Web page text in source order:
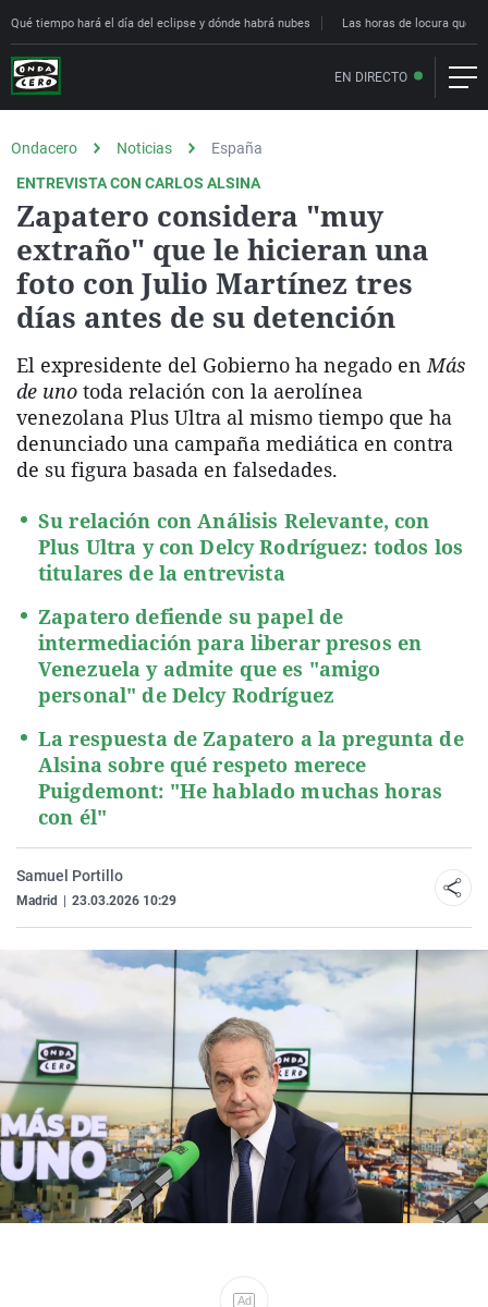
Qué tiempo hará el día del eclipse y dónde habrá nubes Las horas de locura que
EN DIRECTO
Ondacero Noticias
España
ENTREVISTA CON CARLOS ALSINA
Zapatero considera "muy
extraño" que le hicieran una
foto con Julio Martínez tres
días antes de su detención
El expresidente del Gobierno ha negado en Más
de uno toda relación con la aerolínea
venezolana Plus Ultra al mismo tiempo que ha
denunciado una campaña mediática en contra
de su figura basada en falsedades.
Su relación con Análisis Relevante, con
Plus Ultra y con Delcy Rodríguez: todos los
titulares de la entrevista
Zapatero defiende su papel de
intermediación para liberar presos en
Venezuela y admite que es "amigo
personal" de Delcy Rodríguez
La respuesta de Zapatero a la pregunta de
Alsina sobre qué respeto merece
Puigdemont: "He hablado muchas horas
con él"
Samuel Portillo
Madrid 23.03.2026 10:29
Ad